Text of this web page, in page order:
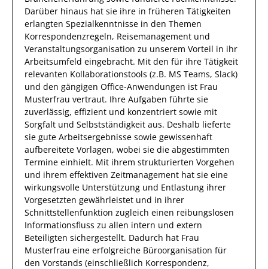
Darüber hinaus hat sie ihre in früheren Tätigkeiten
erlangten Spezialkenntnisse in den Themen
Korrespondenzregeln, Reisemanagement und
Veranstaltungsorganisation zu unserem Vorteil in ihr
Arbeitsumfeld eingebracht. Mit den für ihre Tätigkeit
relevanten Kollaborationstools (z.B. MS Teams, Slack)
und den gängigen Office-Anwendungen ist Frau
Musterfrau vertraut. Ihre Aufgaben führte sie
zuverlässig, effizient und konzentriert sowie mit
Sorgfalt und Selbstständigkeit aus. Deshalb lieferte
sie gute Arbeitsergebnisse sowie gewissenhaft
aufbereitete Vorlagen, wobei sie die abgestimmten
Termine einhielt. Mit ihrem strukturierten Vorgehen
und ihrem effektiven Zeitmanagement hat sie eine
wirkungsvolle Unterstützung und Entlastung ihrer
Vorgesetzten gewährleistet und in ihrer
Schnittstellenfunktion zugleich einen reibungslosen
Informationsfluss zu allen intern und extern
Beteiligten sichergestellt. Dadurch hat Frau
Musterfrau eine erfolgreiche Büroorganisation für
den Vorstands (einschließlich Korrespondenz,